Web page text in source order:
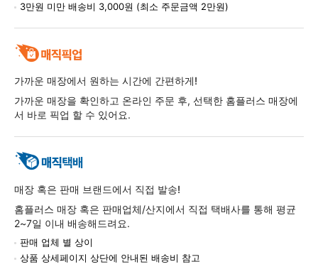
3만원 미만 배송비 3,000원 (최소 주문금액 2만원)
가까운 매장에서 원하는 시간에 간편하게!
가까운 매장을 확인하고 온라인 주문 후, 선택한 홈플러스 매장에
서 바로 픽업 할 수 있어요.
매장 혹은 판매 브랜드에서 직접 발송!
홈플러스 매장 혹은 판매업체/산지에서 직접 택배사를 통해 평균
2~7일 이내 배송해드려요.
판매 업체 별 상이
상품 상세페이지 상단에 안내된 배송비 참고